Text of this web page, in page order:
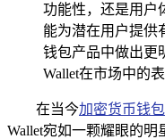
功能性，还是用户
能为潜在用户提供
钱包产品中做出更
Wallet在市场中的
在当今加密货币钱包
Wallet宛如一颗耀眼的